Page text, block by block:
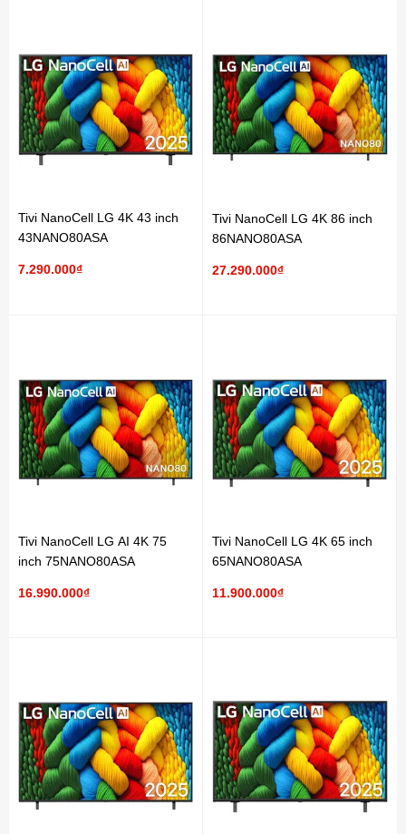
Tivi NanoCell LG 4K 43 inch
43NANO80ASA
7.290.000₫
Tivi NanoCell LG 4K 86 inch
86NANO80ASA
27.290.000₫
Tivi NanoCell LG AI 4K 75
inch 75NANO80ASA
16.990.000₫
Tivi NanoCell LG 4K 65 inch
65NANO80ASA
11.900.000₫